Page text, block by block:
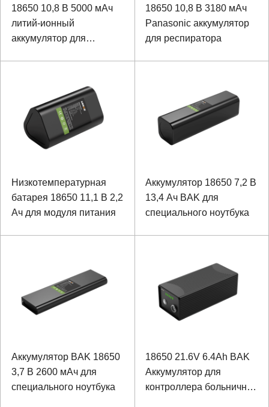
18650 10,8 В 5000 мАч
литий-ионный
аккумулятор для
18650 10,8 В 3180 мАч
Panasonic аккумулятор
для респиратора
Низкотемпературная
батарея 18650 11,1 В 2,2
Ач для модуля питания
Аккумулятор 18650 7,2 В
13,4 Ач BAK для
специального ноутбука
Аккумулятор BAK 18650
3,7 В 2600 мАч для
специального ноутбука
18650 21.6V 6.4Ah BAK
Аккумулятор для
контроллера больничной